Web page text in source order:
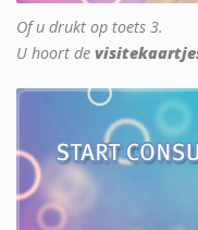
Of u drukt op toets 3.
U hoort de